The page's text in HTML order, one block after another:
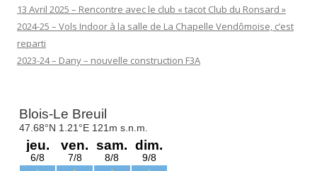
13 Avril 2025 – Rencontre avec le club « tacot Club du Ronsard »
2024-25 – Vols Indoor à la salle de La Chapelle Vendômoise, c’est
reparti
2023-24 – Dany – nouvelle construction F3A